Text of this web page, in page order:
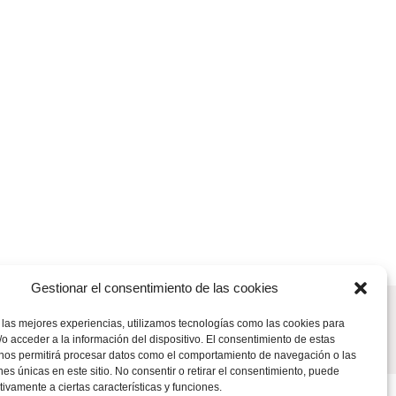
Gestionar el consentimiento de las cookies
mejores experiencias, utilizamos tecnologías como las cookies para
acceder a la información del dispositivo. El consentimiento de estas
permitirá procesar datos como el comportamiento de navegación o las
únicas en este sitio. No consentir o retirar el consentimiento, puede
a ciertas características y funciones.
de cookies Política de privacidad Aviso legal